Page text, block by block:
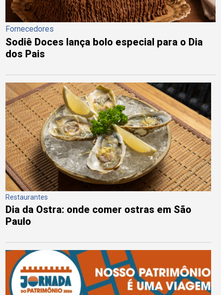
Fornecedores
Sodiê Doces lança bolo especial para o Dia
dos Pais
Restaurantes
Dia da Ostra: onde comer ostras em São
Paulo